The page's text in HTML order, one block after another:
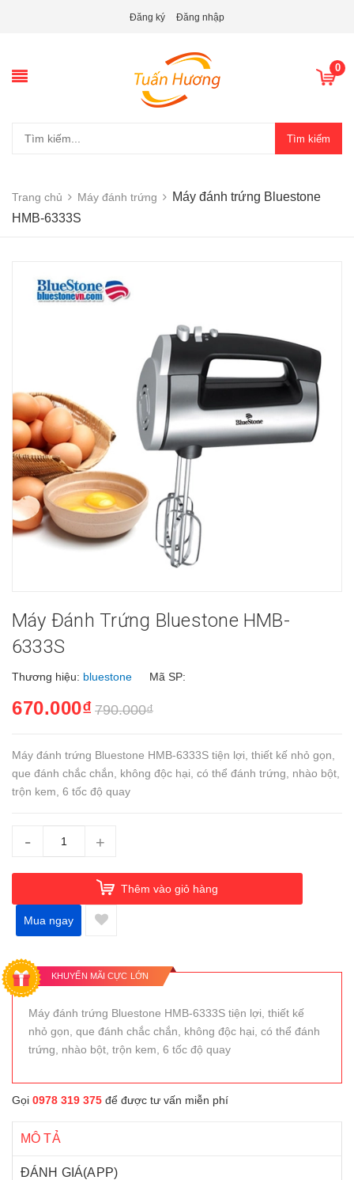
Đăng ký Đăng nhập
0
Tìm kiếm
Trang chủ Máy đánh trứng
Máy đánh trứng Bluestone
HMB-6333S
Máy Đánh Trứng Bluestone HMB-
6333S
Thương hiệu: bluestone Mã SP:
670.000₫ 790.000₫
Máy đánh trứng Bluestone HMB-6333S tiện lợi, thiết kế nhỏ gọn,
que đánh chắc chắn, không độc hại, có thể đánh trứng, nhào bột,
trộn kem, 6 tốc độ quay
- +
Thêm vào giỏ hàng
Mua ngay
KHUYẾN MÃI CỰC LỚN
Máy đánh trứng Bluestone HMB-6333S tiện lợi, thiết kế
nhỏ gọn, que đánh chắc chắn, không độc hại, có thể đánh
trứng, nhào bột, trộn kem, 6 tốc độ quay
Gọi 0978 319 375 để được tư vấn miễn phí
MÔ TẢ
ĐÁNH GIÁ(APP)